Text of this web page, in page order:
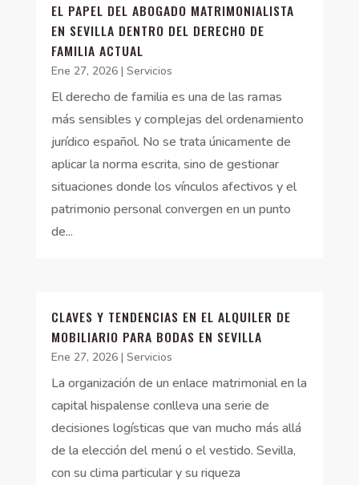
EL PAPEL DEL ABOGADO MATRIMONIALISTA
EN SEVILLA DENTRO DEL DERECHO DE
FAMILIA ACTUAL
Ene 27, 2026| Servicios
El derecho de familia es una de las ramas
más sensibles y complejas del ordenamiento
jurídico español. No se trata únicamente de
aplicar la norma escrita, sino de gestionar
situaciones donde los vínculos afectivos y el
patrimonio personal convergen en un punto
de...
CLAVES Y TENDENCIAS EN EL ALQUILER DE
MOBILIARIO PARA BODAS EN SEVILLA
Ene 27, 2026| Servicios
La organización de un enlace matrimonial en la
capital hispalense conlleva una serie de
decisiones logísticas que van mucho más allá
de la elección del menú o el vestido. Sevilla,
con su clima particular y su riqueza